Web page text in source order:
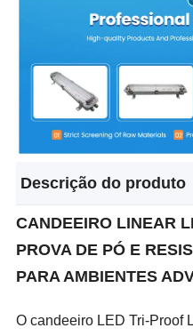
Descrição do produto
CANDEEIRO LINEAR
PROVA DE PÓ E
PARA AMBIENTES
O candeeiro LED Tri-Proof